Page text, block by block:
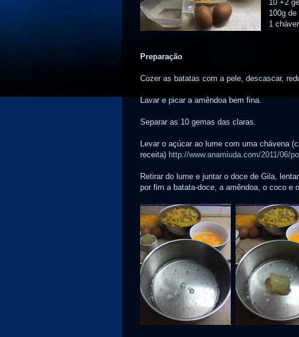
10 +2
100g
1
Preparação
Cozer as batatas com a pele, descascar,
Lavar e picar a amêndoa bem fina.
Separar as 10 gemas das claras.
Levar o açúcar ao lume com uma chávena
receita) http://www.anamiuda.com/2011/06/
Retirar do lume e juntar o doce de Gila,
por fim a batata-doce, a amêndoa, o coco e